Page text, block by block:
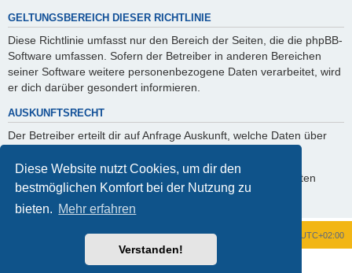
Diese Website nutzt Cookies, um dir den
bestmöglichen Komfort bei der Nutzung zu
bieten. Mehr erfahren
Verstanden!
GELTUNGSBEREICH DIESER RICHTLINIE
Diese Richtlinie umfasst nur den Bereich der Seiten, die die phpBB-
Software umfassen. Sofern der Betreiber in anderen Bereichen
seiner Software weitere personenbezogene Daten verarbeitet, wird
er dich darüber gesondert informieren.
AUSKUNFTSRECHT
Der Betreiber erteilt dir auf Anfrage Auskunft, welche Daten über
Du kannst jederzeit die Löschung bzw. Sperrung deiner Daten
verlangen. Kontaktiere hierzu bitte den Betreiber.
Foren-Übersicht UTC+02:00
Powered by
® Forum Software © phpBB Limited